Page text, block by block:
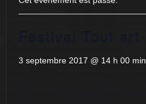
3 septembre 2017 @ 14 h 00 min